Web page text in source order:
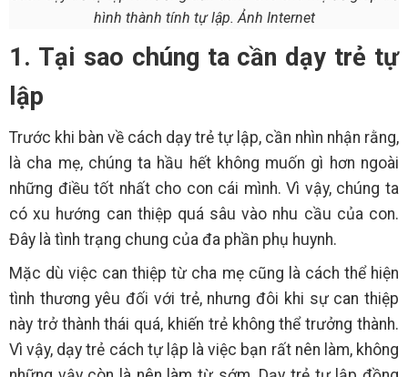
hình thành tính tự lập. Ảnh Internet
1. Tại sao chúng ta cần dạy trẻ tự
lập
Trước khi bàn về cách dạy trẻ tự lập, cần nhìn nhận rằng,
là cha mẹ, chúng ta hầu hết không muốn gì hơn ngoài
những điều tốt nhất cho con cái mình. Vì vậy, chúng ta
có xu hướng can thiệp quá sâu vào nhu cầu của con.
Đây là tình trạng chung của đa phần phụ huynh.
Mặc dù việc can thiệp từ cha mẹ cũng là cách thể hiện
tình thương yêu đối với trẻ, nhưng đôi khi sự can thiệp
này trở thành thái quá, khiến trẻ không thể trưởng thành.
Vì vậy, dạy trẻ cách tự lập là việc bạn rất nên làm, không